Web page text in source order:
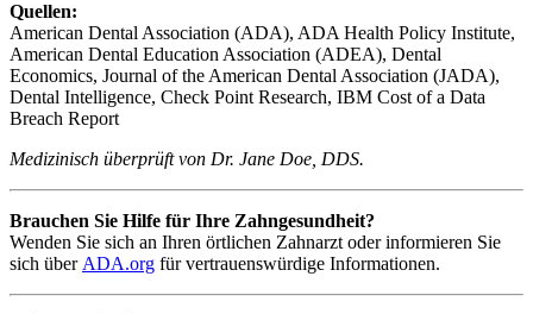
Quellen:
American Dental Association (ADA), ADA Health Policy Institute,
American Dental Education Association (ADEA), Dental
Economics, Journal of the American Dental Association (JADA),
Dental Intelligence, Check Point Research, IBM Cost of a Data
Breach Report
Medizinisch überprüft von Dr. Jane Doe, DDS.
Brauchen Sie Hilfe für Ihre Zahngesundheit?
Wenden Sie sich an Ihren örtlichen Zahnarzt oder informieren Sie
sich überADA.org für vertrauenswürdige Informationen.